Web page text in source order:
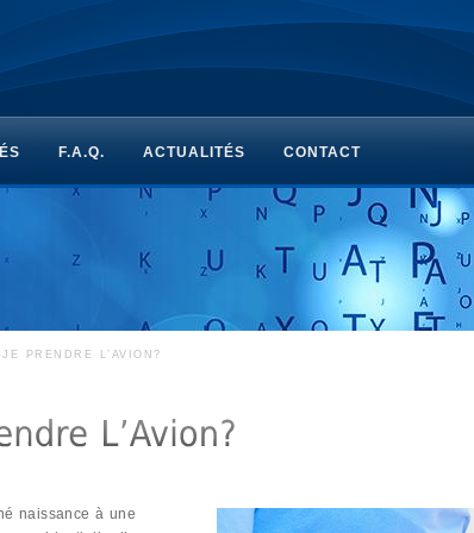
F.A.Q. ACTUALITÉS CONTACT
PRENDRE L’AVION?
naissance à une